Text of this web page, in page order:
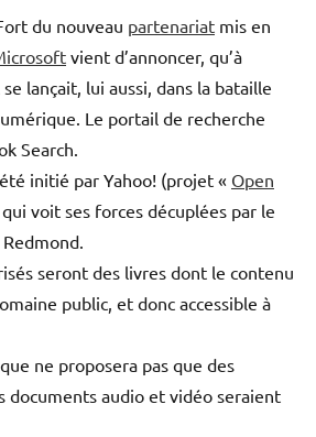
du nouveau partenariat mis en
vient d’annoncer, qu’à
se lançait, lui aussi, dans la bataille
Le portail de recherche
Search.
initié par Yahoo! (projet « Open
qui voit ses forces décuplées par le
seront des livres dont le contenu
public, et donc accessible à
ne proposera pas que des
documents audio et vidéo seraient